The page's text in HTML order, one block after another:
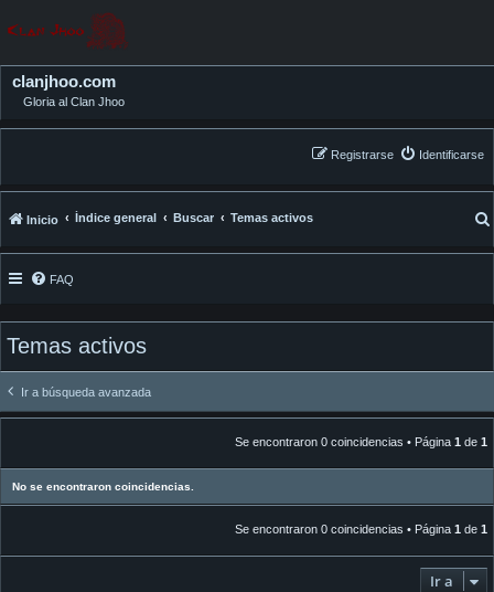
clanjhoo.com
Gloria al Clan Jhoo
Identificarse
Registrarse
Inicio Índice general Buscar Temas activos
FAQ
Temas activos
Ir a búsqueda avanzada
Se encontraron 0 coincidencias • Página 1 de 1
No se encontraron coincidencias.
Se encontraron 0 coincidencias • Página 1 de 1
Ir a